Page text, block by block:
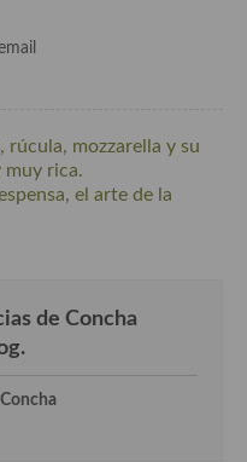
rúcula, mozzarella y su
muy rica.
el arte de la
de Concha